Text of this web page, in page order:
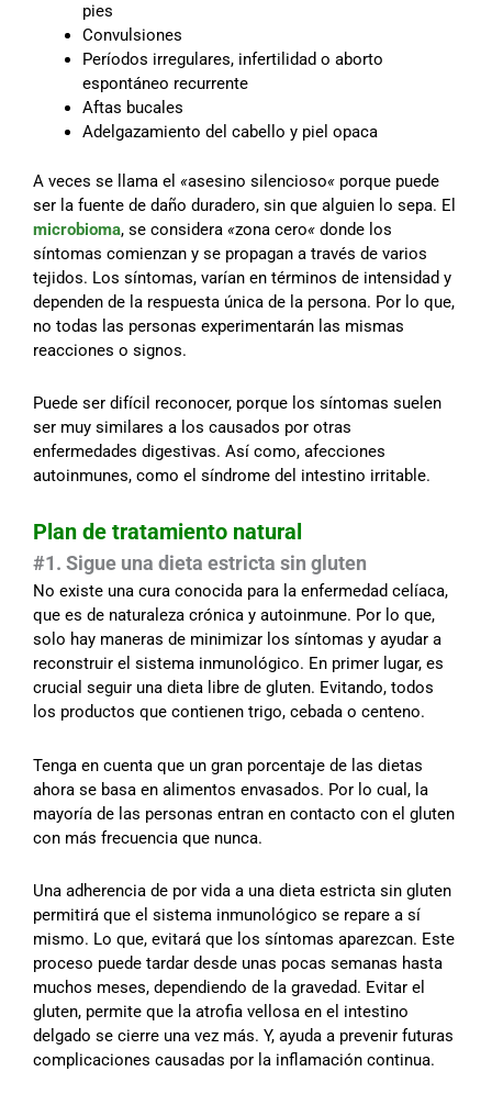
pies
Convulsiones
Períodos irregulares, infertilidad o aborto
espontáneo recurrente
Aftas bucales
Adelgazamiento del cabello y piel opaca
A veces se llama el «asesino silencioso« porque puede
ser la fuente de daño duradero, sin que alguien lo sepa. El
microbioma, se considera «zona cero« donde los
síntomas comienzan y se propagan a través de varios
tejidos. Los síntomas, varían en términos de intensidad y
dependen de la respuesta única de la persona. Por lo que,
no todas las personas experimentarán las mismas
reacciones o signos.
Puede ser difícil reconocer, porque los síntomas suelen
ser muy similares a los causados por otras
enfermedades digestivas. Así como, afecciones
autoinmunes, como el síndrome del intestino irritable.
Plan de tratamiento natural
#1. Sigue una dieta estricta sin gluten
No existe una cura conocida para la enfermedad celíaca,
que es de naturaleza crónica y autoinmune. Por lo que,
solo hay maneras de minimizar los síntomas y ayudar a
reconstruir el sistema inmunológico. En primer lugar, es
crucial seguir una dieta libre de gluten. Evitando, todos
los productos que contienen trigo, cebada o centeno.
Tenga en cuenta que un gran porcentaje de las dietas
ahora se basa en alimentos envasados. Por lo cual, la
mayoría de las personas entran en contacto con el gluten
con más frecuencia que nunca.
Una adherencia de por vida a una dieta estricta sin gluten
permitirá que el sistema inmunológico se repare a sí
mismo. Lo que, evitará que los síntomas aparezcan. Este
proceso puede tardar desde unas pocas semanas hasta
muchos meses, dependiendo de la gravedad. Evitar el
gluten, permite que la atrofia vellosa en el intestino
delgado se cierre una vez más. Y, ayuda a prevenir futuras
complicaciones causadas por la inflamación continua.